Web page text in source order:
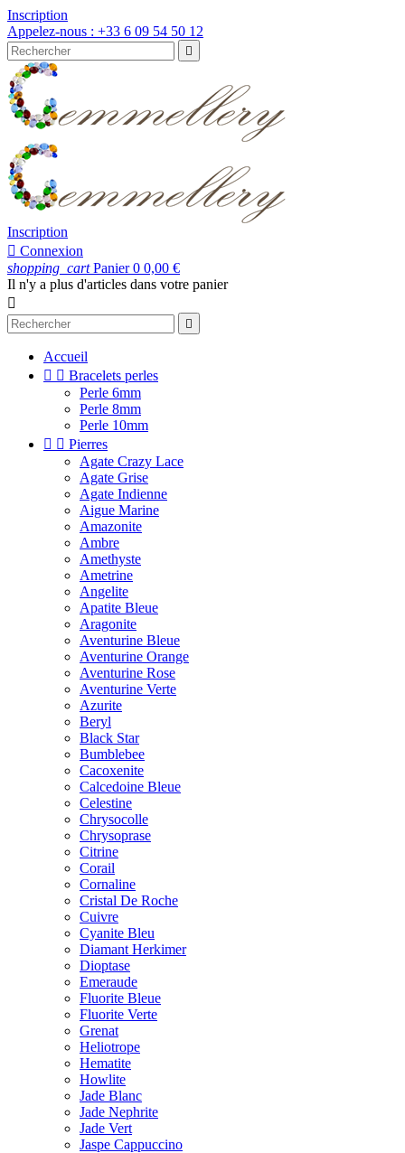
Inscription
Appelez-nous : +33 6 09 54 50 12

Inscription
 Connexion
shopping_cart Panier 0 0,00 €
Il n'y a plus d'articles dans votre panier


Accueil
  Bracelets perles
Perle 6mm
Perle 8mm
Perle 10mm
  Pierres
Agate Crazy Lace
Agate Grise
Agate Indienne
Aigue Marine
Amazonite
Ambre
Amethyste
Ametrine
Angelite
Apatite Bleue
Aragonite
Aventurine Bleue
Aventurine Orange
Aventurine Rose
Aventurine Verte
Azurite
Beryl
Black Star
Bumblebee
Cacoxenite
Calcedoine Bleue
Celestine
Chrysocolle
Chrysoprase
Citrine
Corail
Cornaline
Cristal De Roche
Cuivre
Cyanite Bleu
Diamant Herkimer
Dioptase
Emeraude
Fluorite Bleue
Fluorite Verte
Grenat
Heliotrope
Hematite
Howlite
Jade Blanc
Jade Nephrite
Jade Vert
Jaspe Cappuccino